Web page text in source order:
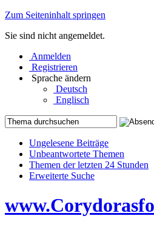
Zum Seiteninhalt springen
Sie sind nicht angemeldet.
Anmelden
Registrieren
Sprache ändern
Deutsch
Englisch
Ungelesene Beiträge
Unbeantwortete Themen
Themen der letzten 24 Stunden
Erweiterte Suche